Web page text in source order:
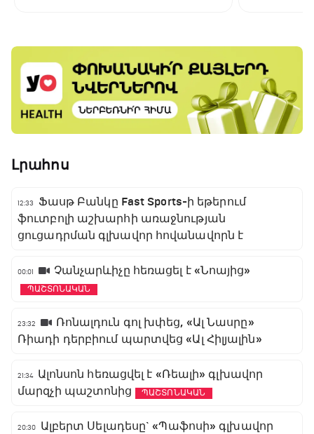
Լրահոս
12:33
Ֆասթ Բանկը Fast Sports-ի եթերում
ֆուտբոլի աշխարհի առաջնության
ցուցադրման գլխավոր հովանավորն է
00:01 Չանչարևիչը հեռացել է «Նոայից»
ՊԱՇՏՈՆԱԿԱՆ
23:32
Ռոնալդուն գոլ խփեց, «Ալ Նասրը»
Ռիադի դերբիում պարտվեց «Ալ Հիլյալին»
21:34 Ալոնսոն հեռացվել է «Ռեալի» գլխավոր
մարզչի պաշտոնից
ՊԱՇՏՈՆԱԿԱՆ
20:30
Ալբերտ Սելադեսը` «Պաֆոսի» գլխավոր